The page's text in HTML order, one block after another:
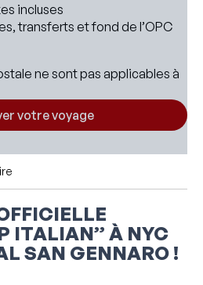
ITALIAN” À NYC
SAN GENNARO !
incluses
transferts et fond de l’OPC
ne sont pas applicables à